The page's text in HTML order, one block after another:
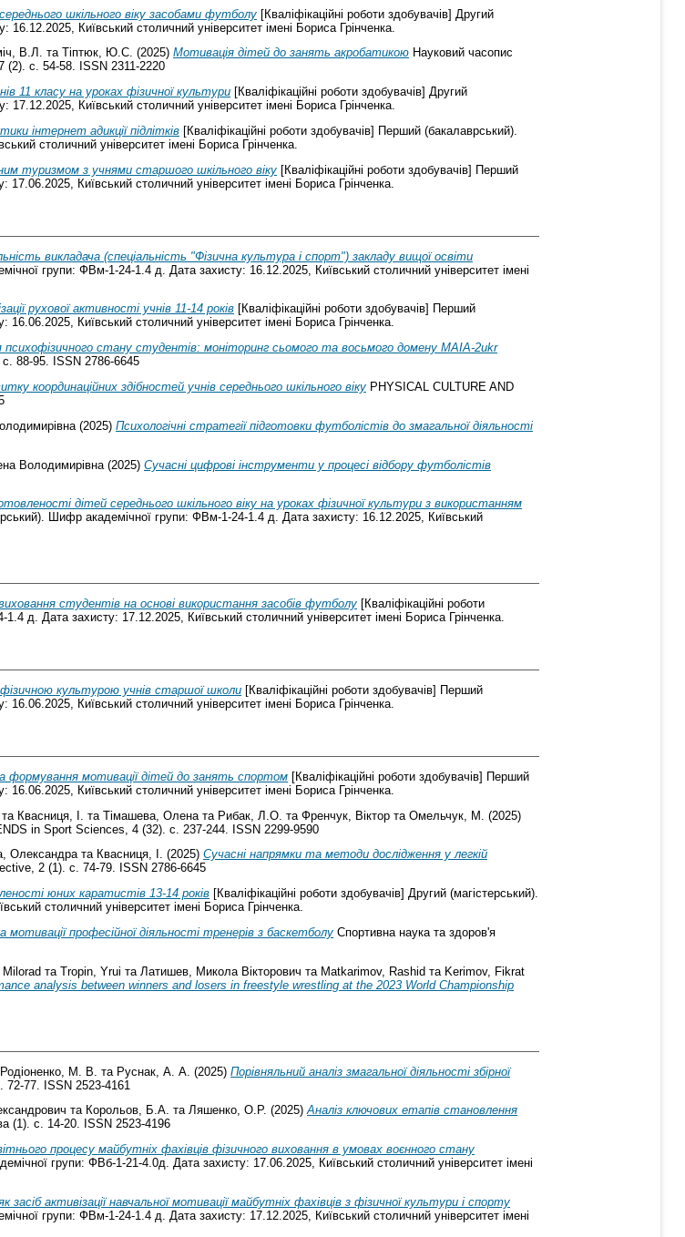
шкільного віку засобами футболу [Кваліфікаційні роботи здобувачів] Другий
Київський столичний університет імені Бориса Грінченка.
В.Л. та Тіптюк, Ю.С. (2025) Мотивація дітей до занять акробатикою Науковий часопис
(2). с. 54-58. ISSN 2311-2220
11 класу на уроках фізичної культури [Кваліфікаційні роботи здобувачів] Другий
Київський столичний університет імені Бориса Грінченка.
інтернет адикції підлітків [Кваліфікаційні роботи здобувачів] Перший (бакалаврський).
столичний університет імені Бориса Грінченка.
туризмом з учнями старшого шкільного віку [Кваліфікаційні роботи здобувачів] Перший
Київський столичний університет імені Бориса Грінченка.
викладача (спеціальність "Фізична культура і спорт") закладу вищої освіти
групи: ФВм-1-24-1.4 д. Дата захисту: 16.12.2025, Київський столичний університет імені
рухової активності учнів 11-14 років [Кваліфікаційні роботи здобувачів] Перший
Київський столичний університет імені Бориса Грінченка.
стану студентів: моніторинг сьомого та восьмого домену MAIA-2ukr
88-95. ISSN 2786-6645
координаційних здібностей учнів середнього шкільного віку PHYSICAL CULTURE AND
(2025) Психологічні стратегії підготовки футболістів до змагальної діяльності
Володимирівна (2025) Сучасні цифрові інструменти у процесі відбору футболістів
дітей середнього шкільного віку на уроках фізичної культури з використанням
Шифр академічної групи: ФВм-1-24-1.4 д. Дата захисту: 16.12.2025, Київський
студентів на основі використання засобів футболу [Кваліфікаційні роботи
д. Дата захисту: 17.12.2025, Київський столичний університет імені Бориса Грінченка.
культурою учнів старшої школи [Кваліфікаційні роботи здобувачів] Перший
Київський столичний університет імені Бориса Грінченка.
формування мотивації дітей до занять спортом [Кваліфікаційні роботи здобувачів] Перший
Київський столичний університет імені Бориса Грінченка.
та Квасниця, І. та Тімашева, Олена та Рибак, Л.О. та Френчук, Віктор та Омельчук, М. (2025)
in Sport Sciences, 4 (32). с. 237-244. ISSN 2299-9590
Олександрата Квасниця, І. (2025) Сучасні напрямки та методи дослідження у легкій
2 (1). с. 74-79. ISSN 2786-6645
юних каратистів 13-14 років [Кваліфікаційні роботи здобувачів] Другий (магістерський).
столичний університет імені Бориса Грінченка.
мотивації професійної діяльності тренерів з баскетболу Спортивна наука та здоров'я
та Tropin, Yrui та Латишев, Микола Вікторович та Matkarimov, Rashid та Kerimov, Fikrat
analysis between winners and losers in freestyle wrestling at the 2023 World Championship
Родіоненко, М. В. та Руснак, А. А. (2025) Порівняльний аналіз змагальної діяльності збірної
72-77. ISSN 2523-4161
та Корольов, Б.А. та Ляшенко, О.Р. (2025)Аналіз ключових етапів становлення
(1). с. 14-20. ISSN 2523-4196
процесу майбутніх фахівців фізичного виховання в умовах воєнного стану
групи: ФВб-1-21-4.0д. Дата захисту: 17.06.2025, Київський столичний університет імені
засіб активізації навчальної мотивації майбутніх фахівців з фізичної культури і спорту
групи: ФВм-1-24-1.4 д. Дата захисту: 17.12.2025, Київський столичний університет імені